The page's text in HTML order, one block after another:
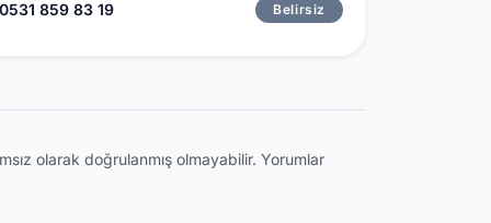
0531 859 83 19 Belirsiz
olarak doğrulanmış olmayabilir. Yorumlar